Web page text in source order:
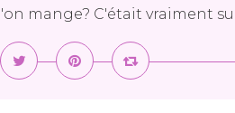
mange? C'était vraiment